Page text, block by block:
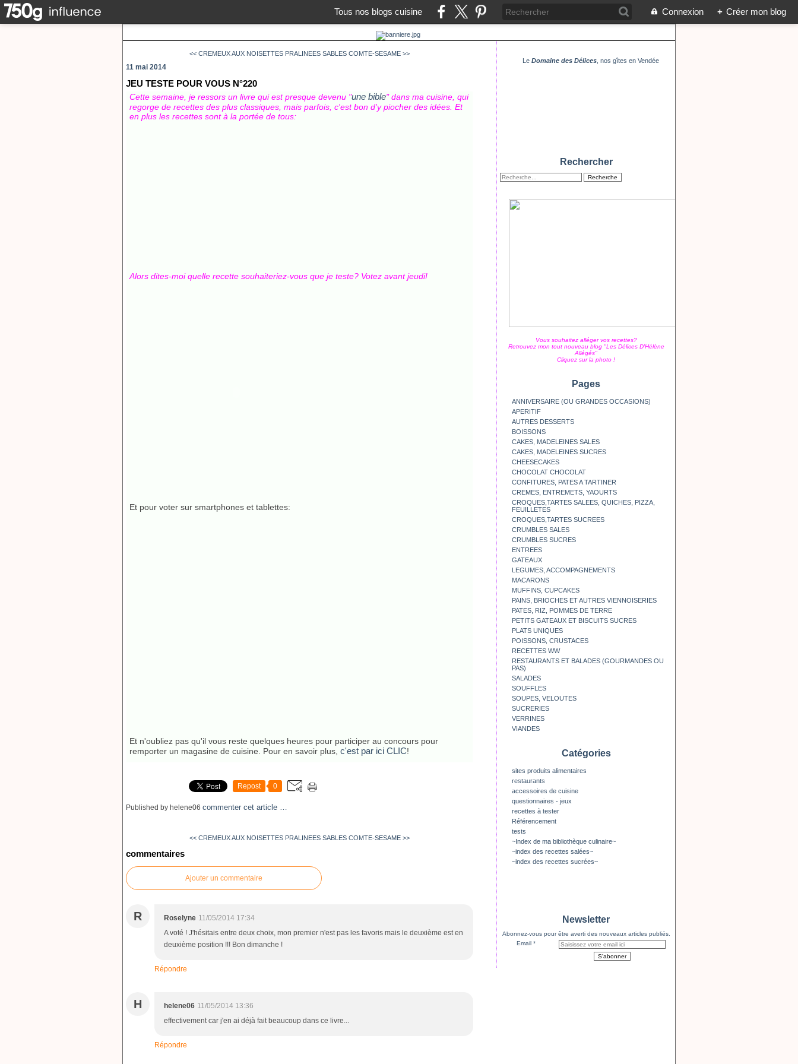
Tous nos blogs cuisine Connexion + Créer mon blog
<< CREMEUX AUX NOISETTES PRALINEES SABLES COMTE-SESAME >>
11 mai 2014
JEU TESTE POUR VOUS N°220
Cette semaine, je ressors un livre qui est presque devenu "une bible" dans ma cuisine, qui
regorge de recettes des plus classiques, mais parfois, c'est bon d'y piocher des idées. Et
en plus les recettes sont à la portée de tous:
Alors dites-moi quelle recette souhaiteriez-vous que je teste? Votez avant jeudi!
Et pour voter sur smartphones et tablettes:
Et n'oubliez pas qu'il vous reste quelques heures pour participer au concours pour
remporter un magasine de cuisine. Pour en savoir plus, c'est par ici CLIC!
Repost 0
Published by helene06 commenter cet article …
<< CREMEUX AUX NOISETTES PRALINEES SABLES COMTE-SESAME >>
commentaires
Ajouter un commentaire
R Roselyne 11/05/2014 17:34
A voté ! J'hésitais entre deux choix, mon premier n'est pas les favoris mais le deuxième est en
deuxième position !!! Bon dimanche !
Répondre
H helene06 11/05/2014 13:36
effectivement car j'en ai déjà fait beaucoup dans ce livre...
Répondre
Le Domaine des Délices, nos gîtes en Vendée
Rechercher
Vous souhaitez alléger vos recettes?
Retrouvez mon tout nouveau blog "Les Délices D'Hélène
Allégés"
Cliquez sur la photo !
Pages
ANNIVERSAIRE (OU GRANDES OCCASIONS)
APERITIF
AUTRES DESSERTS
BOISSONS
CAKES, MADELEINES SALES
CAKES, MADELEINES SUCRES
CHEESECAKES
CHOCOLAT CHOCOLAT
CONFITURES, PATES A TARTINER
CREMES, ENTREMETS, YAOURTS
CROQUES,TARTES SALEES, QUICHES, PIZZA,
FEUILLETES
CROQUES,TARTES SUCREES
CRUMBLES SALES
CRUMBLES SUCRES
ENTREES
GATEAUX
LEGUMES, ACCOMPAGNEMENTS
MACARONS
MUFFINS, CUPCAKES
PAINS, BRIOCHES ET AUTRES VIENNOISERIES
PATES, RIZ, POMMES DE TERRE
PETITS GATEAUX ET BISCUITS SUCRES
PLATS UNIQUES
POISSONS, CRUSTACES
RECETTES WW
RESTAURANTS ET BALADES (GOURMANDES OU
PAS)
SALADES
SOUFFLES
SOUPES, VELOUTES
SUCRERIES
VERRINES
VIANDES
Catégories
sites produits alimentaires
restaurants
accessoires de cuisine
questionnaires - jeux
recettes à tester
Référencement
tests
~Index de ma bibliothèque culinaire~
~index des recettes salées~
~index des recettes sucrées~
Newsletter
Abonnez-vous pour être averti des nouveaux articles publiés.
Email